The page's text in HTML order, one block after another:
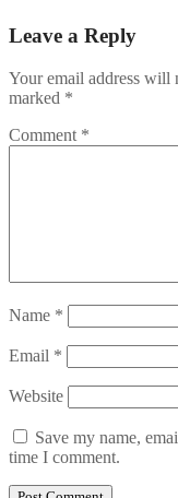
Leave a Reply
Your email address will
marked *
Comment *
Name *
Email *
Website
Save my name,
time I comment.